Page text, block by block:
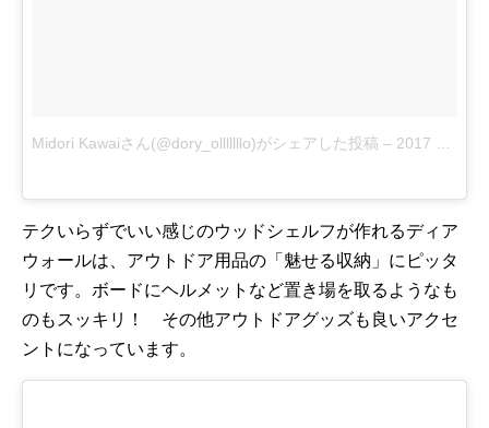
Midori Kawaiさん(@dory_olllllllo)がシェアした投稿 – 2017 9月 18 8:25午前 PDT
テクいらずでいい感じのウッドシェルフが作れるディア
ウォールは、アウトドア用品の「魅せる収納」にピッタ
リです。ボードにヘルメットなど置き場を取るようなも
のもスッキリ！ その他アウトドアグッズも良いアクセ
ントになっています。